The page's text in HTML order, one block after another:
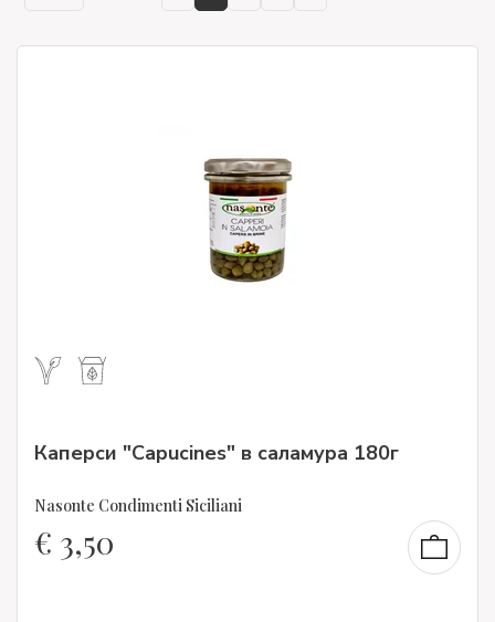
богато на вкус. Благодарение на нашата гама от
украсите платата с сирена или колбаси или да обогатите
Каперси "Capucines" в саламура 180г
Nasonte Condimenti Siciliani
€ 3,50